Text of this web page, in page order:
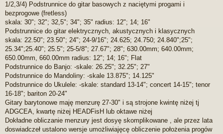
1/2,3/4) Podstrunnice do gitar basowych z naciętymi progami i
bezprogowe (fretless)
skala: 30"; 32"; 32,5"; 34"; 35" radius: 12"; 14; 16"
Podstrunnice do gitar elektrycznych, akustycznych i klasycznych
skala: 22.50"; 23.50"; 24"; 24-9/16"; 24.625; 24.750; 24.840";25";
25.34";25.40"; 25.5"; 25-5/8"; 27.67"; 28"; 630.00mm; 640.00mm;
650.00mm, 660.00mm radius: 12"; 14; 16"; Flat
Podstrunnice do Banjo: -skale: 26.25"; 32.25"; 27"
Podstrunnice do Mandoliny: -skale 13.875"; 14.125"
Podstrunnice do Ukulele: -skale: standard 13-14"; concert 14-15"; tenor
16-18"; bariton 20-24"
Gitary barytonowe maję menzurę 27-30" i są strojone kwintę niżej tj
ADGCEA, kwartę niżej HEADFisH lub oktawe niżej
Dokładne obliczanie menzury jest dosyę skomplikowane , ale przez lata
doswiadczeł ustalono wersje umożliwiajęcę obliczenie położenia progów